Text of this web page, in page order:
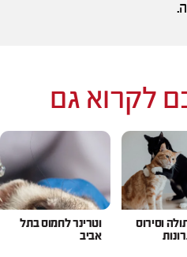
לקרוא גם
וסירוס
וטרינר לחמוס בתל
אביב